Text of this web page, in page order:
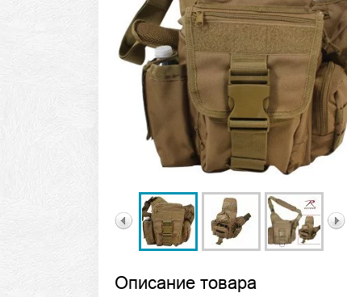
Описание товара